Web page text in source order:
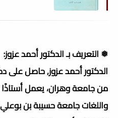
❅ التعريف بـ الدكتور أحمد عزوز:
الدكتور أحمد عزوز, حاصل على
من جامعة وهران، يعمل أستاذًا
واللغات جامعة حسيبة بن بوعلي